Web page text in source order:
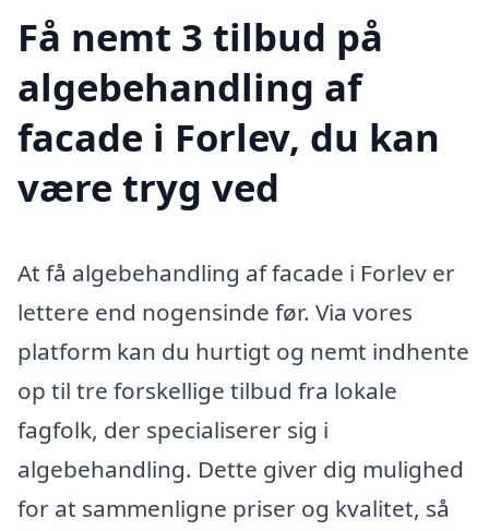
Få nemt 3 tilbud på
algebehandling af
facade i Forlev, du kan
være tryg ved
At få algebehandling af facade i Forlev er
lettere end nogensinde før. Via vores
platform kan du hurtigt og nemt indhente
op til tre forskellige tilbud fra lokale
fagfolk, der specialiserer sig i
algebehandling. Dette giver dig mulighed
for at sammenligne priser og kvalitet, så